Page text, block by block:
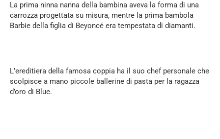
La prima ninna nanna della bambina aveva la forma di una
carrozza progettata su misura, mentre la prima bambola
Barbie della figlia di Beyoncé era tempestata di diamanti.
L’ereditiera della famosa coppia ha il suo chef personale che
scolpisce a mano piccole ballerine di pasta per la ragazza
d’oro di Blue.